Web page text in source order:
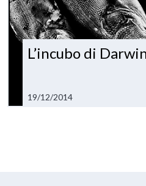
L’incubo di
19/12/2014